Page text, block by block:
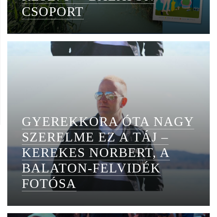
CSOPORT
GYEREKKORA ÓTA NAGY
SZERELME EZ A TÁJ –
KEREKES NORBERT, A
BALATON-FELVIDÉK
FOTÓSA